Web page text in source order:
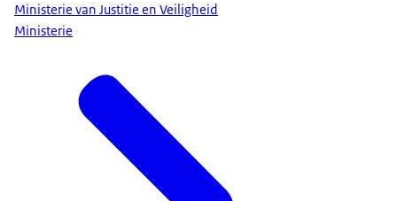
Ministerie van Justitie en Veiligheid
Ministerie